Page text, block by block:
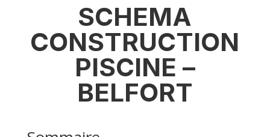
SCHEMA
CONSTRUCTION
PISCINE –
BELFORT